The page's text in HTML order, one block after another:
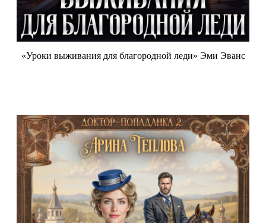
«Уроки выживания для благородной леди» Эми Эванс